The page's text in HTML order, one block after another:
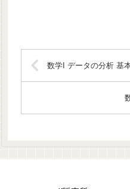
数学I データの分析 基